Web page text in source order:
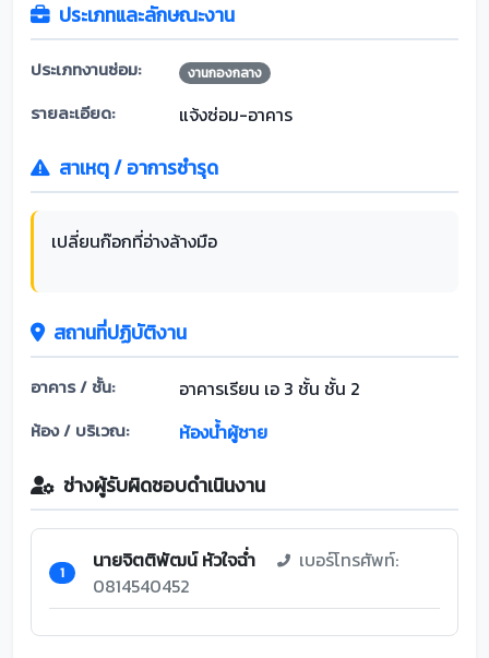
ประเภทและลักษณะงาน
ประเภทงานซ่อม: งานกองกลาง
รายละเอียด: แจ้งซ่อม-อาคาร
สาเหตุ / อาการชำรุด
เปลี่ยนก๊อกที่อ่างล้างมือ
สถานที่ปฏิบัติงาน
อาคาร / ชั้น: อาคารเรียน เอ 3 ชั้น ชั้น 2
ห้อง / บริเวณ: ห้องน้ำผู้ชาย
ช่างผู้รับผิดชอบดำเนินงาน
1 นายจิตติพัฒน์ หัวใจฉ่ำ
เบอร์โทรศัพท์:
0814540452